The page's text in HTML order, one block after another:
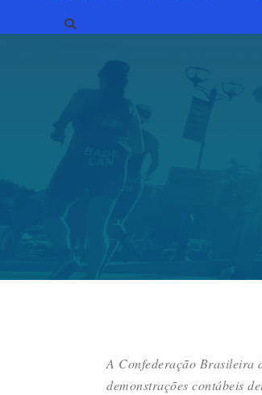
A Confederação Brasileira
demonstrações contábeis